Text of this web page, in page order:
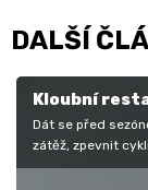
DALŠÍ
Kloubní
Dát se před
zátěž, zpevnit
malou…